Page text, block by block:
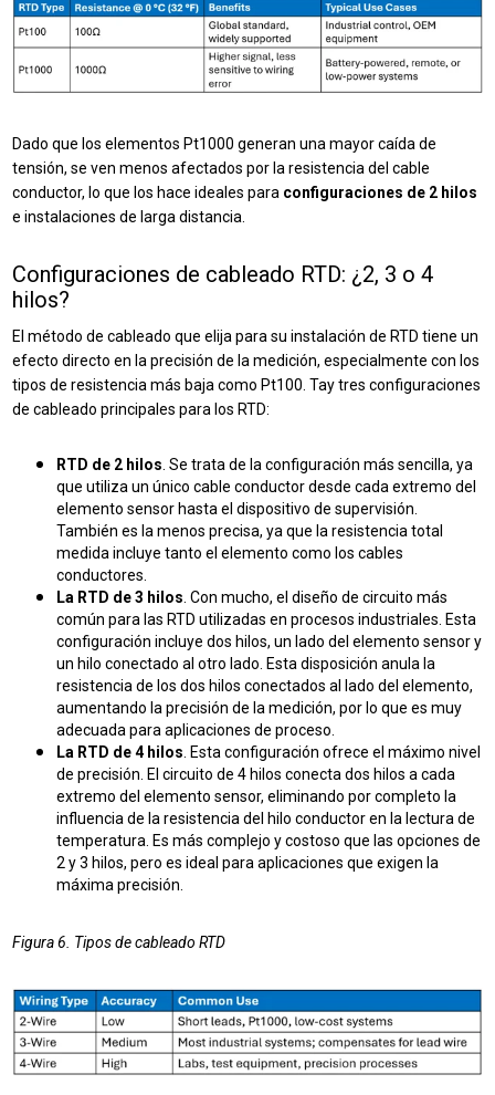
Dado que los elementos Pt1000 generan una mayor caída de
tensión, se ven menos afectados por la resistencia del cable
conductor, lo que los hace ideales para configuraciones de 2 hilos
e instalaciones de larga distancia.
Configuraciones de cableado RTD: ¿2, 3 o 4
hilos?
El método de cableado que elija para su instalación de RTD tiene un
efecto directo en la precisión de la medición, especialmente con los
tipos de resistencia más baja como Pt100.Tay tres configuraciones
de cableado principales para los RTD:
RTD de 2 hilos . Se trata de la configuración más sencilla, ya
que utiliza un único cable conductor desde cada extremo del
elemento sensor hasta el dispositivo de supervisión.
También es la menos precisa, ya que la resistencia total
medida incluye tanto el elemento como los cables
conductores.
La RTD de 3 hilos Con mucho, el diseño de circuito más
común para las RTD utilizadas en procesos industriales. Esta
configuración incluye dos hilos, un lado del elemento sensor y
un hilo conectado al otro lado. Esta disposición anula la
resistencia de los dos hilos conectados al lado del elemento,
aumentando la precisión de la medición, por lo que es muy
adecuada para aplicaciones de proceso.
La RTD de 4 hilos . Esta configuración ofrece el máximo nivel
de precisión. El circuito de 4 hilos conecta dos hilos a cada
extremo del elemento sensor, eliminando por completo la
influencia de la resistencia del hilo conductor en la lectura de
temperatura. Es más complejo y costoso que las opciones de
2 y 3 hilos, pero es ideal para aplicaciones que exigen la
máxima precisión.
Figura 6. Tipos de cableado RTD